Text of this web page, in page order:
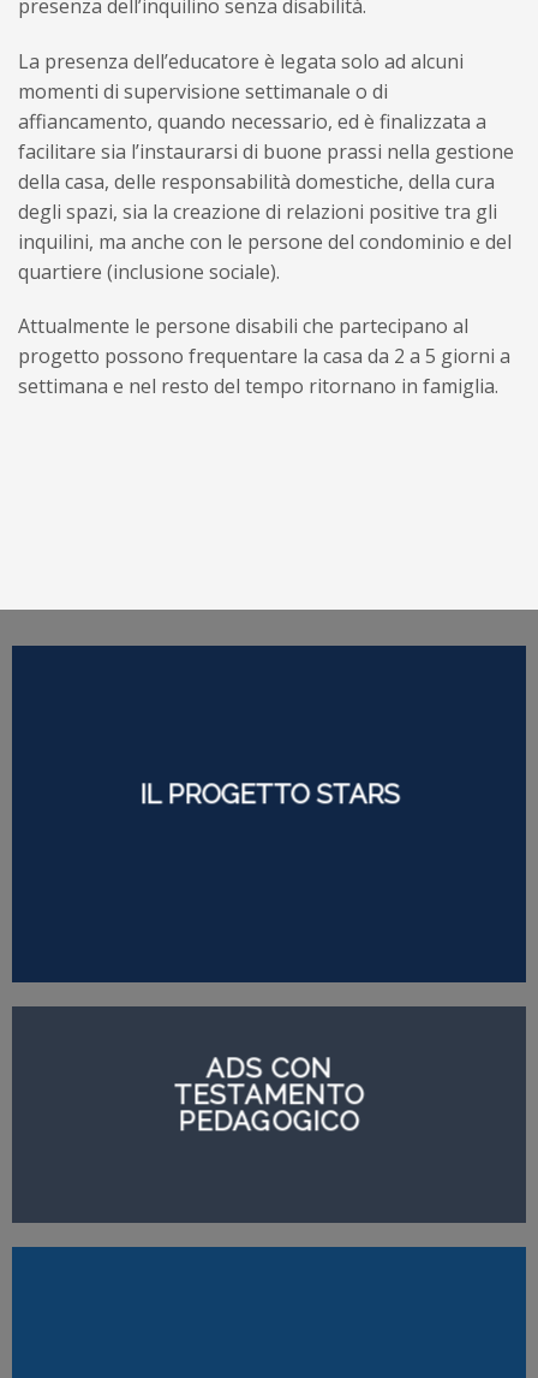
presenza dell’inquilino senza disabilità.
La presenza dell’educatore è legata solo ad alcuni
momenti di supervisione settimanale o di
affiancamento, quando necessario, ed è finalizzata a
facilitare sia l’instaurarsi di buone prassi nella gestione
della casa, delle responsabilità domestiche, della cura
degli spazi, sia la creazione di relazioni positive tra gli
inquilini, ma anche con le persone del condominio e del
quartiere (inclusione sociale).
Attualmente le persone disabili che partecipano al
progetto possono frequentare la casa da 2 a 5 giorni a
settimana e nel resto del tempo ritornano in famiglia.
IL PROGETTO STARS
ADS CON
TESTAMENTO
PEDAGOGICO